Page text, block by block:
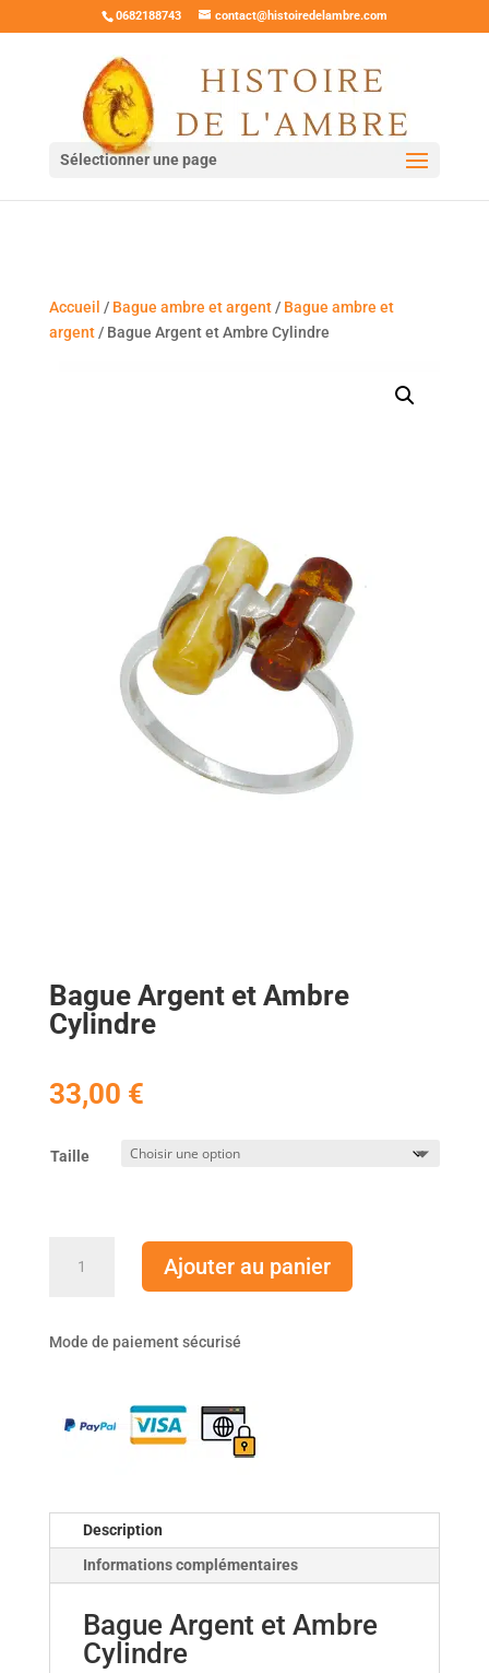
0682188743 contact@histoiredelambre.com
Sélectionner une page
Accueil / Bague ambre et argent/ Bague ambre et
argent/ Bague Argent et Ambre Cylindre
Bague Argent et Ambre
Cylindre
33,00 €
Taille
et
Ajouter au panier
Mode de paiement sécurisé
Description
Informations complémentaires
Bague Argent et Ambre
Cylindre